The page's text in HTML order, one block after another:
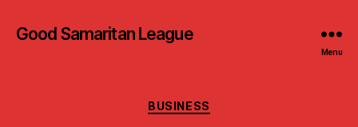
Good Samaritan League
Menu
Categories
BUSINESS